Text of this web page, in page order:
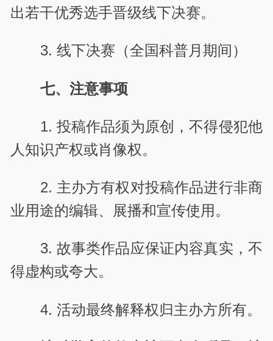
出若干优秀选手晋级线下决赛。
3. 线下决赛（全国科普月期间）
七、注意事项
1. 投稿作品须为原创，不得侵犯他
人知识产权或肖像权。
2. 主办方有权对投稿作品进行非商
业用途的编辑、展播和宣传使用。
3. 故事类作品应保证内容真实，不
得虚构或夸大。
4. 活动最终解释权归主办方所有。